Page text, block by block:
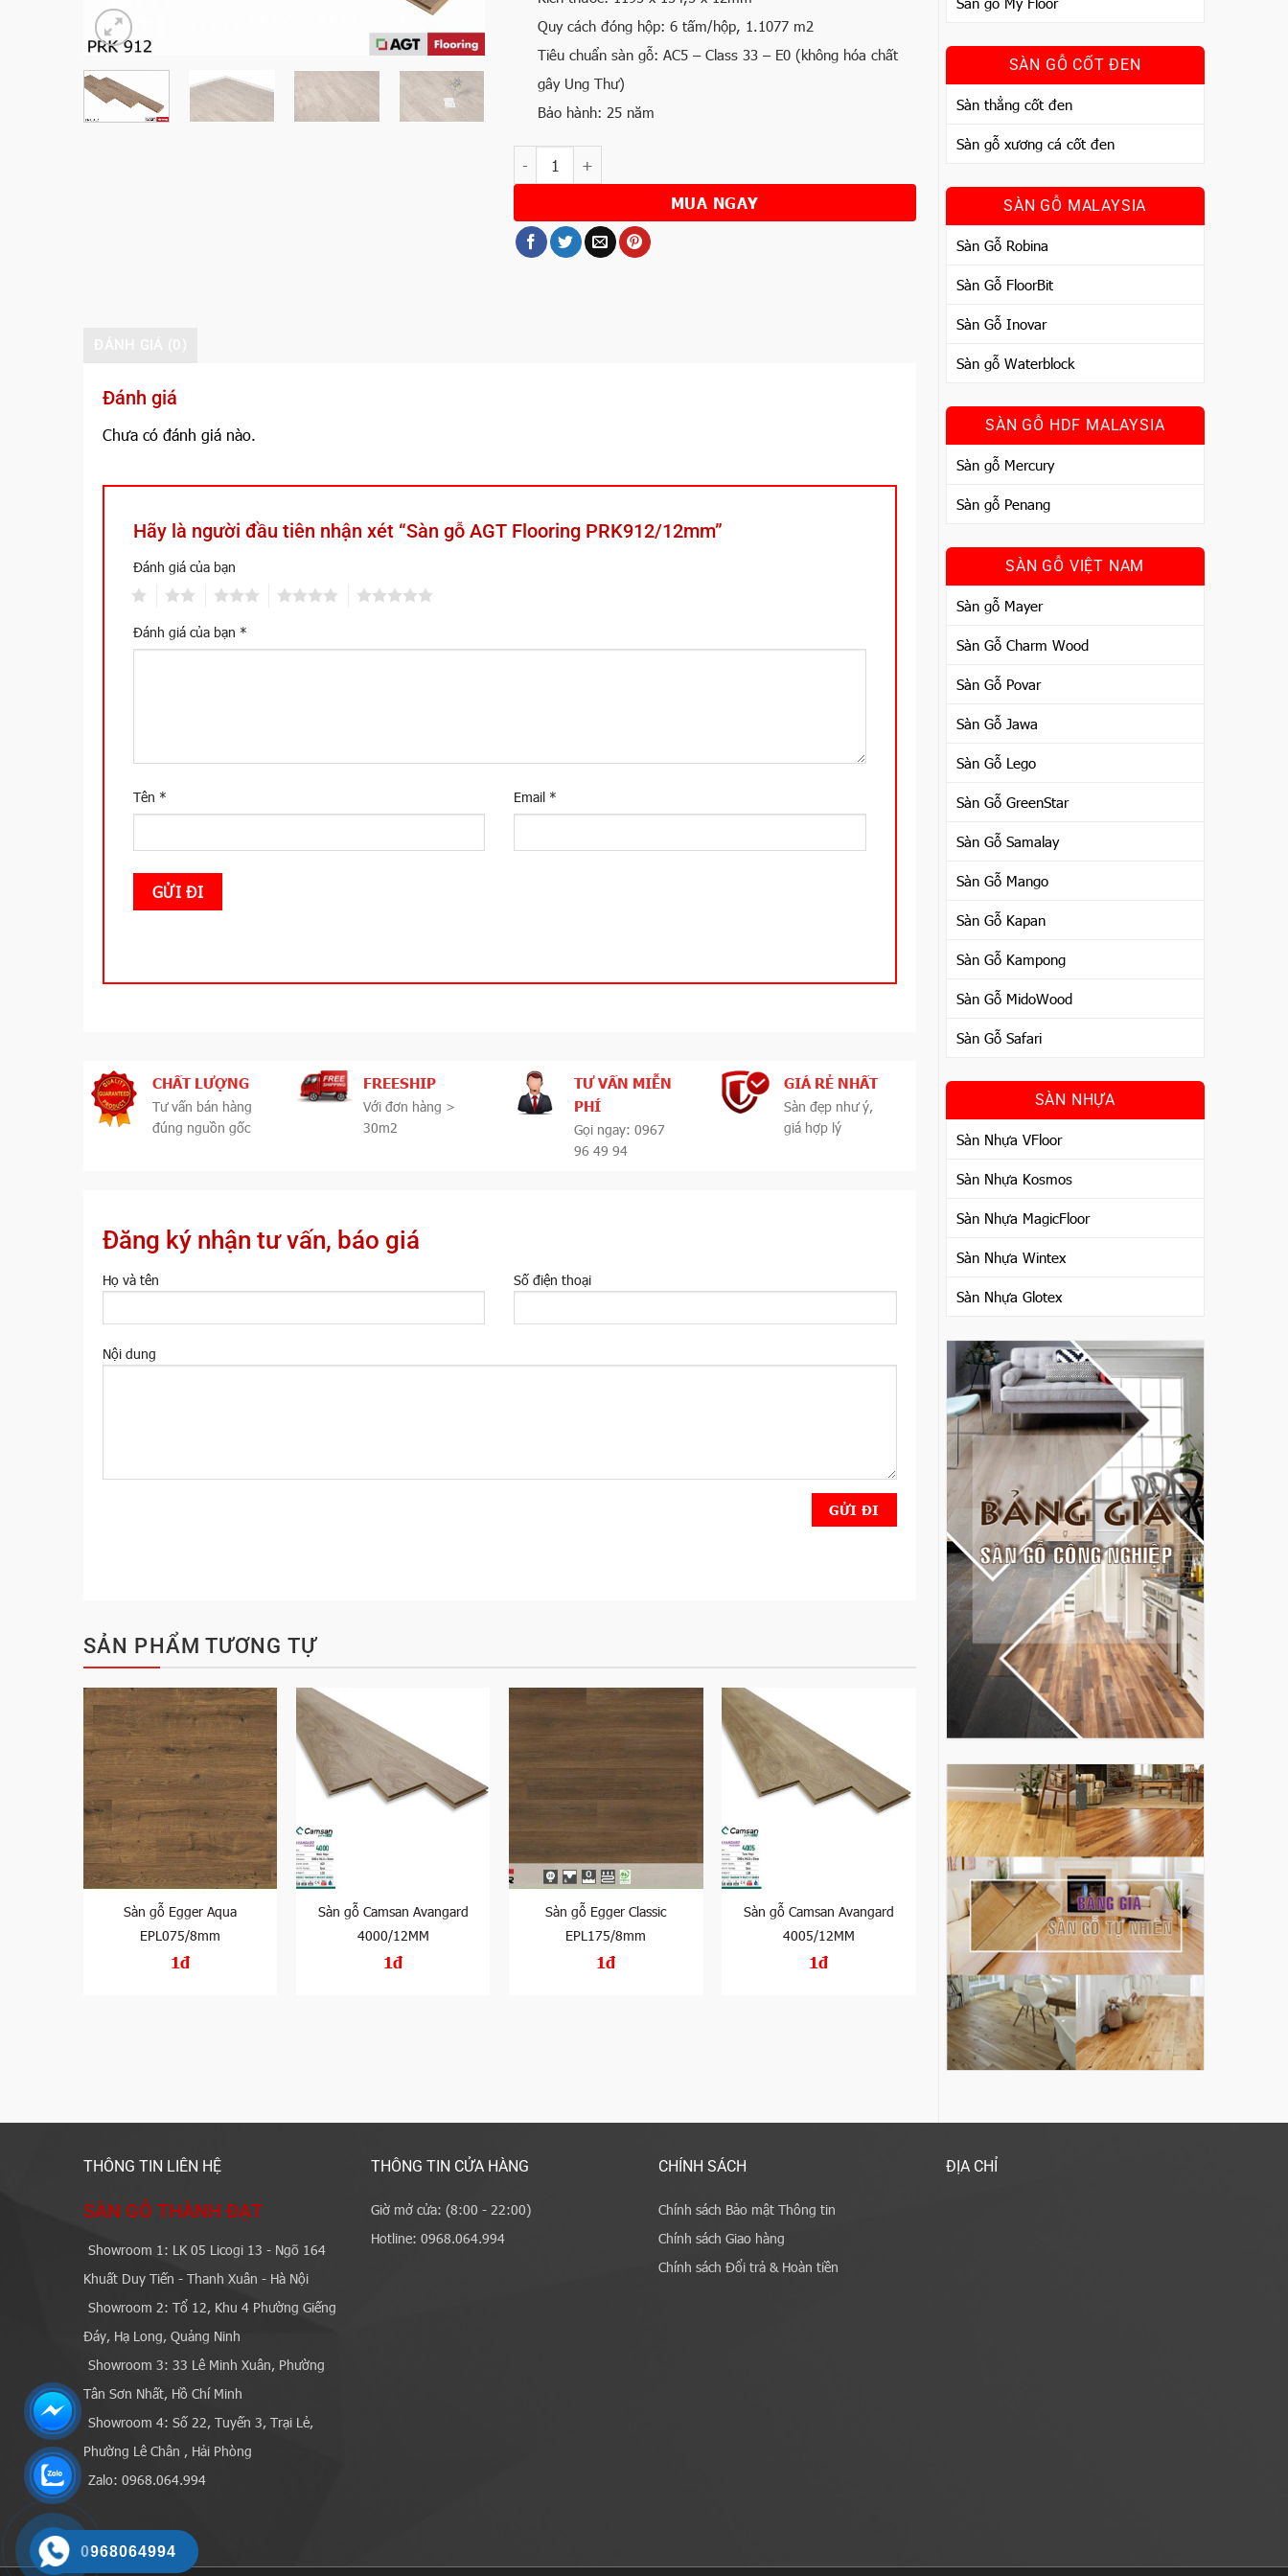
SÀN GỖ CỐT ĐEN
Sàn thẳng cốt đen
Sàn gỗ xương cá cốt đen
SÀN GỖ MALAYSIA
Sàn Gỗ Robina
Sàn Gỗ FloorBit
Sàn Gỗ Inovar
Sàn gỗ Waterblock
SÀN GỖ HDF MALAYSIA
Sàn gỗ Mercury
Sàn gỗ Penang
SÀN GỖ VIỆT NAM
Sàn gỗ Mayer
Sàn Gỗ Charm Wood
Sàn Gỗ Povar
Sàn Gỗ Jawa
Sàn Gỗ Lego
Sàn Gỗ GreenStar
Sàn Gỗ Samalay
Sàn Gỗ Mango
Sàn Gỗ Kapan
Sàn Gỗ Kampong
Sàn Gỗ MidoWood
Sàn Gỗ Safari
SÀN NHỰA
Sàn Nhựa VFloor
Sàn Nhựa Kosmos
Sàn Nhựa MagicFloor
Sàn Nhựa Wintex
Sàn Nhựa Glotex
Quy cách đóng hộp: 6 tấm/hộp, 1.1077 m2
Tiêu chuẩn sàn gỗ: AC5 – Class 33 – E0 (không hóa chất
gây Ung Thư)
Bảo hành: 25 năm
Số lượng
MUA NGAY
Đánh giá
Chưa có đánh giá nào.
Hãy là người đầu tiên nhận xét “Sàn gỗ AGT Flooring PRK912/12mm”
Đánh giá của bạn
Đánh giá của bạn *
Tên * Email *
CHẤT LƯỢNG
Tư vấn bán hàng
đúng nguồn gốc
FREESHIP
Với đơn hàng >
30m2
TƯ VẤN MIỄN
PHÍ
Gọi ngay: 0967
96 49 94
GIÁ RẺ NHẤT
Sàn đẹp như ý,
giá hợp lý
Đăng ký nhận tư vấn, báo giá
Họ và tên Số điện thoại
Nội dung
SẢN PHẨM TƯƠNG TỰ
Sàn gỗ Egger Aqua
EPL075/8mm
1đ
Sàn gỗ Camsan Avangard
4000/12MM
1đ
Sàn gỗ Egger Classic
EPL175/8mm
1đ
Sàn gỗ Camsan Avangard
4005/12MM
1đ
THÔNG TIN LIÊN HỆ
SÀN GỖ THÀNH ĐẠT
Showroom 1: LK 05 Licogi 13 - Ngõ 164
Khuất Duy Tiến - Thanh Xuân - Hà Nội
Showroom 2: Tổ 12, Khu 4 Phường Giếng
Đáy, Hạ Long, Quảng Ninh
Showroom 3: 33 Lê Minh Xuân, Phường
Tân Sơn Nhất, Hồ Chí Minh
Showroom 4: Số 22, Tuyến 3, Trại Lẻ,
Phường Lê Chân , Hải Phòng
Zalo: 0968.064.994
THÔNG TIN CỬA HÀNG
Giờ mở cửa: (8:00 - 22:00)
Hotline: 0968.064.994
CHÍNH SÁCH
Chính sách Bảo mật Thông tin
Chính sách Giao hàng
Chính sách Đổi trả & Hoàn tiền
ĐỊA CHỈ
0968064994